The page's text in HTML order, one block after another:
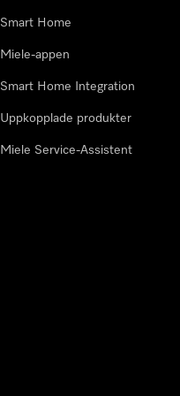
Smart Home
Miele-appen
Smart Home Integration
Uppkopplade produkter
Miele Service-Assistent